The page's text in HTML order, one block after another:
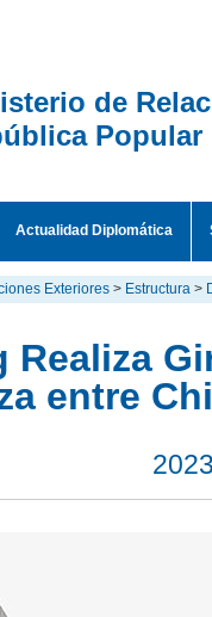
de
Popular
Actualidad Diplomática
Exteriores > Estructura >
Realiza
entre